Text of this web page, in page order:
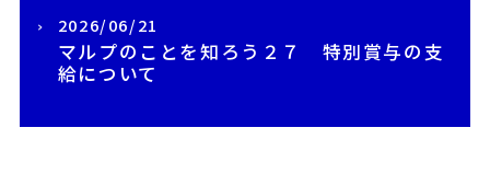
2026/06/21
マルプのことを知ろう２７ 特別賞与の支
給について